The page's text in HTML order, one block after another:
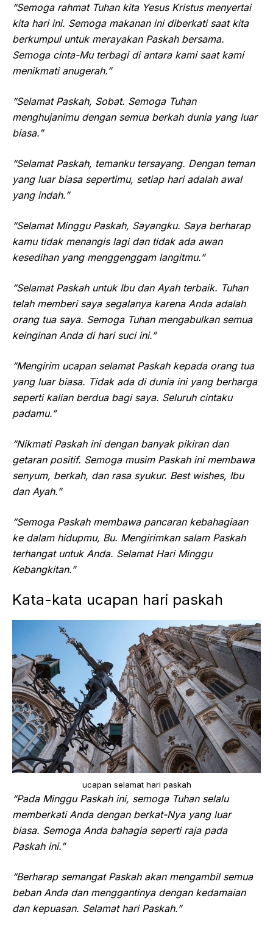
“Semoga rahmat Tuhan kita Yesus Kristus menyertai
kita hari ini. Semoga makanan ini diberkati saat kita
berkumpul untuk merayakan Paskah bersama.
Semoga cinta-Mu terbagi di antara kami saat kami
menikmati anugerah.”
“Selamat Paskah, Sobat. Semoga Tuhan
menghujanimu dengan semua berkah dunia yang luar
biasa.”
“Selamat Paskah, temanku tersayang. Dengan teman
yang luar biasa sepertimu, setiap hari adalah awal
yang indah.”
“Selamat Minggu Paskah, Sayangku. Saya berharap
kamu tidak menangis lagi dan tidak ada awan
kesedihan yang menggenggam langitmu.”
“Selamat Paskah untuk Ibu dan Ayah terbaik. Tuhan
telah memberi saya segalanya karena Anda adalah
orang tua saya. Semoga Tuhan mengabulkan semua
keinginan Anda di hari suci ini.”
“Mengirim ucapan selamat Paskah kepada orang tua
yang luar biasa. Tidak ada di dunia ini yang berharga
seperti kalian berdua bagi saya. Seluruh cintaku
padamu.”
“Nikmati Paskah ini dengan banyak pikiran dan
getaran positif. Semoga musim Paskah ini membawa
senyum, berkah, dan rasa syukur. Best wishes, Ibu
dan Ayah.”
“Semoga Paskah membawa pancaran kebahagiaan
ke dalam hidupmu, Bu. Mengirimkan salam Paskah
terhangat untuk Anda. Selamat Hari Minggu
Kebangkitan.”
Kata-kata ucapan hari paskah
ucapan selamat hari paskah
“Pada Minggu Paskah ini, semoga Tuhan selalu
memberkati Anda dengan berkat-Nya yang luar
biasa. Semoga Anda bahagia seperti raja pada
Paskah ini.”
“Berharap semangat Paskah akan mengambil semua
beban Anda dan menggantinya dengan kedamaian
dan kepuasan. Selamat hari Paskah.”